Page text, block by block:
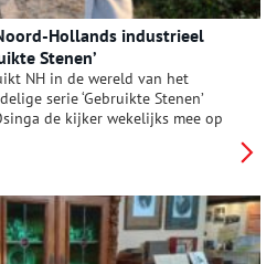
Hollands industrieel
Stenen’
NH in de wereld van het
serie ‘Gebruikte Stenen’
de kijker wekelijks mee op
Er is aandacht voor
Ook de toekomst van
komt aan bod.